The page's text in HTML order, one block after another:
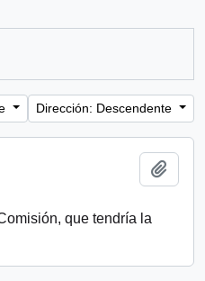
Dirección: Descendente
que tendría la